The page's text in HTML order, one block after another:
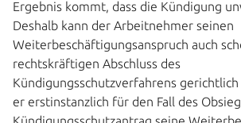
Ergebnis kommt, dass die Kündigung
Deshalb kann der Arbeitnehmer seinen
Weiterbeschäftigungsanspruch auch
rechtskräftigen Abschluss des
Kündigungsschutzverfahrens
er erstinstanzlich für den Fall des